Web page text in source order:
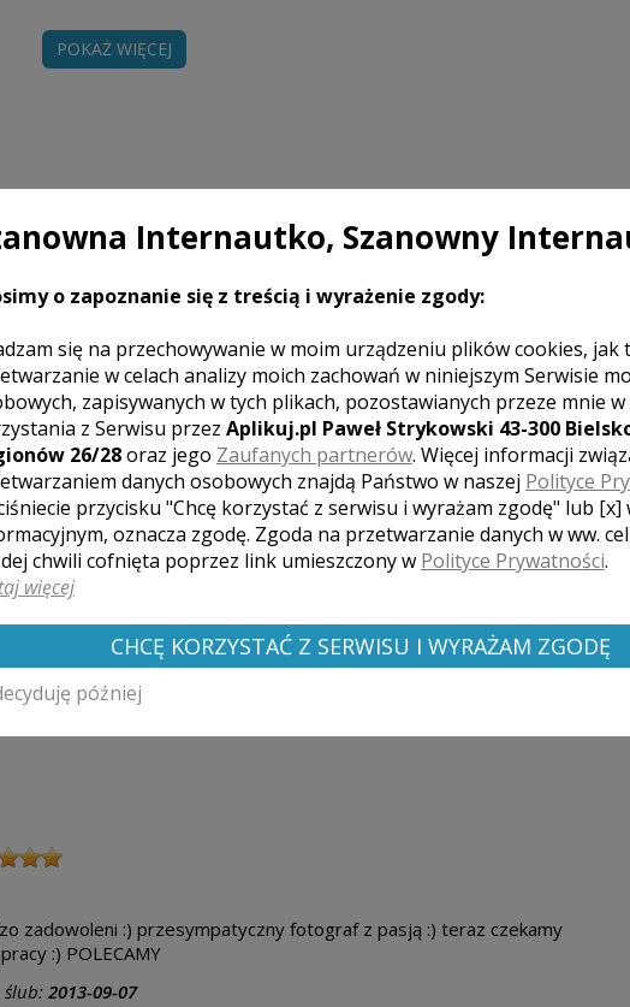
POKAŻ WIĘCEJ
do wesela do godz. 1:00. Udostępnienie min.
nośniku. Plener w innym dniu. Dojazd do Pary Młodej
1900 zł
akcesoria i inne potrzebne drobiazgi.
zadowoleni :) przesympatyczny fotograf z pasją :) teraz czekamy
:) POLECAMY
ślub: 2013-09-07
Internautko, Szanowny
o zapoznanie się z treścią i wyrażenie zgody:
się na przechowywanie w moim urządzeniu plików cookies, jak
w celach analizy moich zachowań w niniejszym Serwisie
zapisywanych w tych plikach, pozostawianych przeze mnie w
z Serwisu przez Aplikuj.pl Paweł Strykowski 43-300
26/28oraz jego Zaufanych partnerów. Więcej informacji
danych osobowych znajdą Państwo w naszej Polityce
przycisku "Chcę korzystać z serwisu i wyrażam zgodę" lub [x]
oznacza zgodę. Zgoda na przetwarzanie danych w ww.
chwili cofnięta poprzez link umieszczony w Polityce Prywatności.
więcej
CHCĘ KORZYSTAĆ Z SERWISU I WYRAŻAM ZGODĘ
później